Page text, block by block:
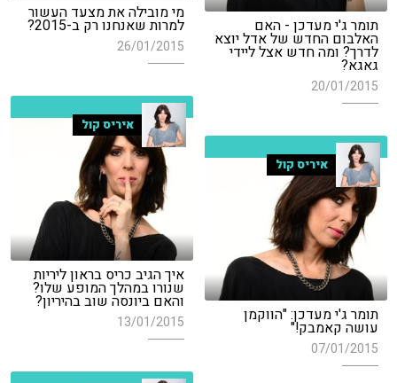
מי מובילה את מצעד העשור
למרות שאנחנו רק ב-2015?
26/01/2015
תומר ג'י מעדכן - האם
האלבום החדש של אדל יוצא
לדרך? ומה חדש אצל ליידי
גאגא?
20/01/2015
איריס קול
איך הגיב כריס בראון ליריות
שנורו במהלך המופע שלו?
והאם ביונסה שוב בהיריון?
13/01/2015
איריס קול
תומר ג'י מעדכן: "הווקמן
עושה קאמבק!"
07/01/2015